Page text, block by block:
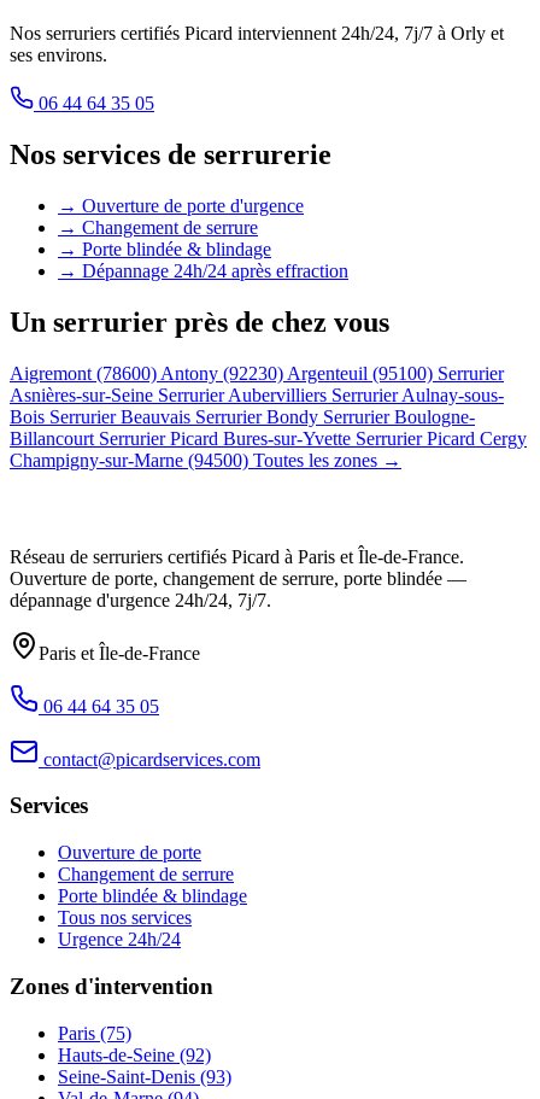
Nos serruriers certifiés Picard interviennent 24h/24, 7j/7 à Orly et
ses environs.
06 44 64 35 05
Nos services de serrurerie
→ Ouverture de porte d'urgence
→ Changement de serrure
→ Porte blindée & blindage
→ Dépannage 24h/24 après effraction
Un serrurier près de chez vous
Aigremont (78600) Antony (92230) Argenteuil (95100) Serrurier
Asnières-sur-Seine Serrurier Aubervilliers Serrurier Aulnay-sous-
Bois Serrurier Beauvais Serrurier Bondy Serrurier Boulogne-
Billancourt Serrurier Picard Bures-sur-Yvette Serrurier Picard Cergy
Champigny-sur-Marne (94500) Toutes les zones →
Réseau de serruriers certifiés Picard à Paris et Île-de-France.
Ouverture de porte, changement de serrure, porte blindée —
dépannage d'urgence 24h/24, 7j/7.
Paris et Île-de-France
06 44 64 35 05
contact@picardservices.com
Services
Ouverture de porte
Changement de serrure
Porte blindée & blindage
Tous nos services
Urgence 24h/24
Zones d'intervention
Paris (75)
Hauts-de-Seine (92)
Seine-Saint-Denis (93)